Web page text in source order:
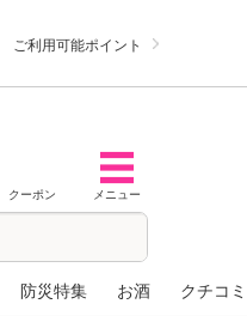
ご利用可能ポイント
クーポン メニュー
防災特集 お酒 クチコ